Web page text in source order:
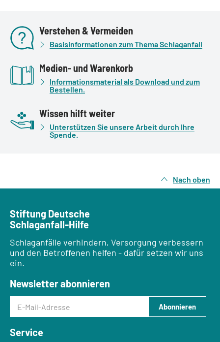
Verstehen & Vermeiden
Basisinformationen zum Thema Schlaganfall
Medien- und Warenkorb
Informationsmaterial als Download und zum
Bestellen.
Wissen hilft weiter
Unterstützen Sie unsere Arbeit durch Ihre
Spende.
Nach oben
Stiftung Deutsche
Schlaganfall-Hilfe
Schlaganfälle verhindern, Versorgung verbessern
und den Betroffenen helfen - dafür setzen wir uns
ein.
Newsletter abonnieren
E-Mail-Adresse
Abonnieren
Service